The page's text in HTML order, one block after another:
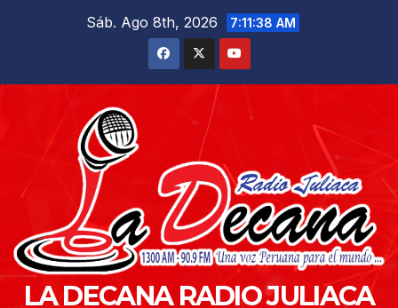
Sáb. Ago 8th, 2026 7:11:39 AM
LA DECANA RADIO JULIACA